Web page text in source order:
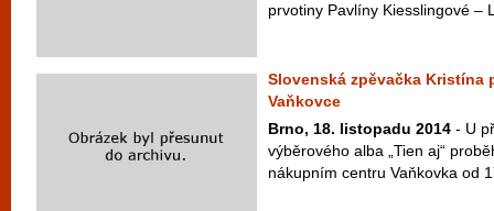
prvotiny Pavlíny Kiesslingové –
Slovenská zpěvačka Kristína
Vaňkovce
Brno, 18. listopadu 2014 - U
výběrového alba „Tien aj“
nákupním centru Vaňkovka od